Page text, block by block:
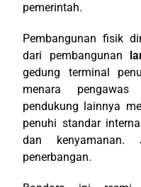
pemerintah.
Pembangunan fisik
dari pembangunan
gedung terminal
menara
pendukung lainnya
penuhi standar
dan kenyamanan.
penerbangan.